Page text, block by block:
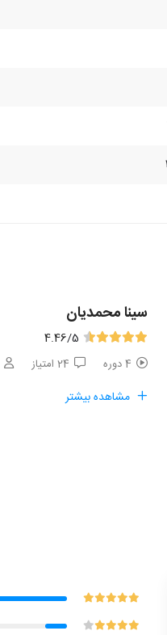
سینا محمدیان
4.46/5
4 دوره 24 امتیاز
مشاهده بیشتر